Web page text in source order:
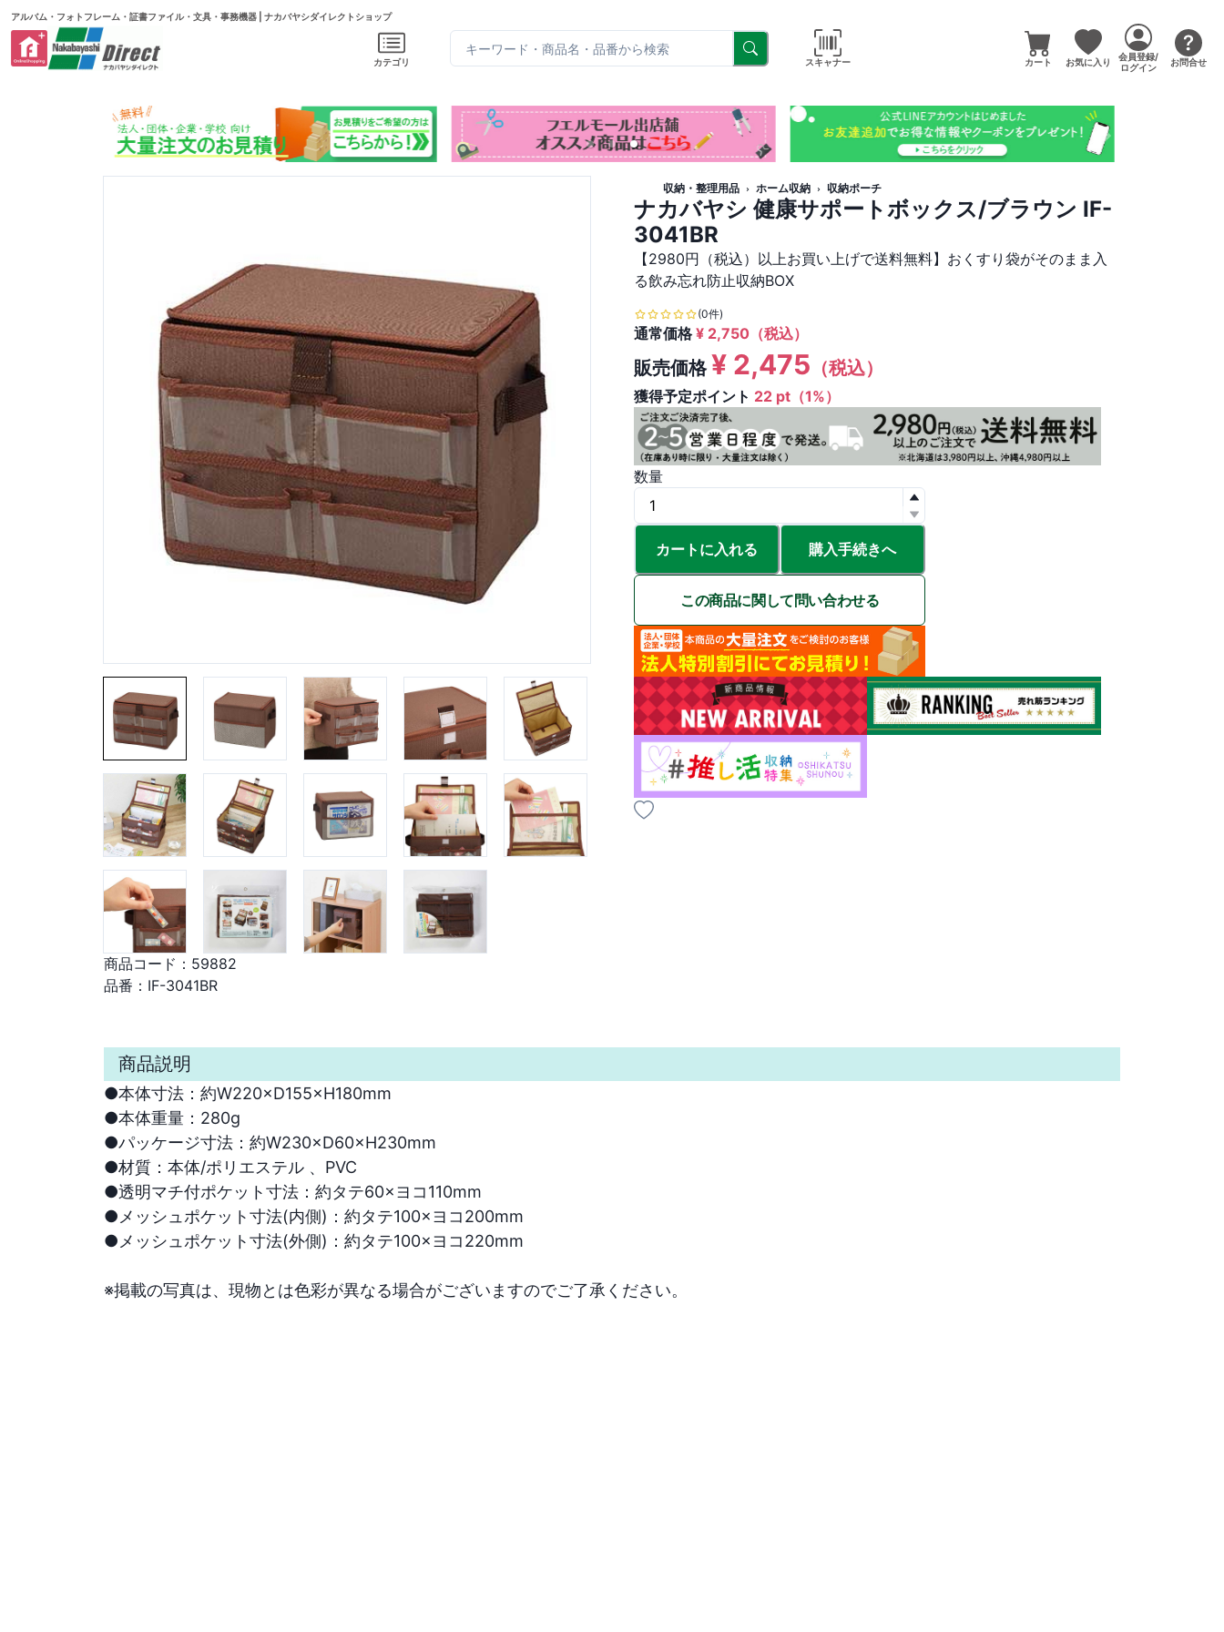
アルバム・フォトフレーム・証書ファイル・文具・事務機器 | ナカバヤシダイレクトショップ
カテゴリ スキャナー カート お気に入り
会員登録/
ログイン
お問合せ
商品コード： 59882
品番： IF-3041BR
収納・整理用品 ホーム収納 収納ポーチ
ナカバヤシ 健康サポートボックス/ブラウン IF-
3041BR
【2980円（税込）以上お買い上げで送料無料】おくすり袋がそのまま入
る飲み忘れ防止収納BOX
(0件)
通常価格¥ 2,750 （税込）
販売価格¥ 2,475 （税込）
獲得予定ポイント 22 pt（1%）
数量
カートに入れる 購入手続きへ
この商品に関して問い合わせる
商品説明
●本体寸法：約W220×D155×H180mm
●本体重量：280g
●パッケージ寸法：約W230×D60×H230mm
●材質：本体/ポリエステル 、PVC
●透明マチ付ポケット寸法：約タテ60×ヨコ110mm
●メッシュポケット寸法(内側)：約タテ100×ヨコ200mm
●メッシュポケット寸法(外側)：約タテ100×ヨコ220mm
※掲載の写真は、現物とは色彩が異なる場合がございますのでご了承ください。